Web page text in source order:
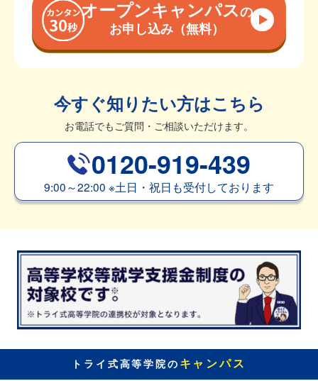
オープンキャンパスの
お申し込み（無料）
今すぐ知りたい方はこちら
お電話でもご質問・ご相談いただけます。
0120-919-439
9:00～22:00 ※土日・祝日も受付しております
トライ式高等学院の キャンパス